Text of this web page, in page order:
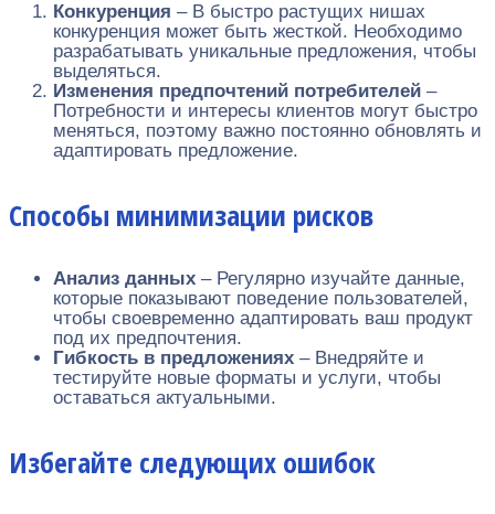
Конкуренция – В быстро растущих нишах
конкуренция может быть жесткой. Необходимо
разрабатывать уникальные предложения, чтобы
выделяться.
Изменения предпочтений потребителей –
Потребности и интересы клиентов могут быстро
меняться, поэтому важно постоянно обновлять и
адаптировать предложение.
Способы минимизации рисков
Анализ данных – Регулярно изучайте данные,
которые показывают поведение пользователей,
чтобы своевременно адаптировать ваш продукт
под их предпочтения.
Гибкость в предложениях – Внедряйте и
тестируйте новые форматы и услуги, чтобы
оставаться актуальными.
Избегайте следующих ошибок